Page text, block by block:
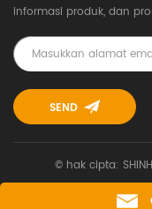
informasi produk, dan
© hak cipta: